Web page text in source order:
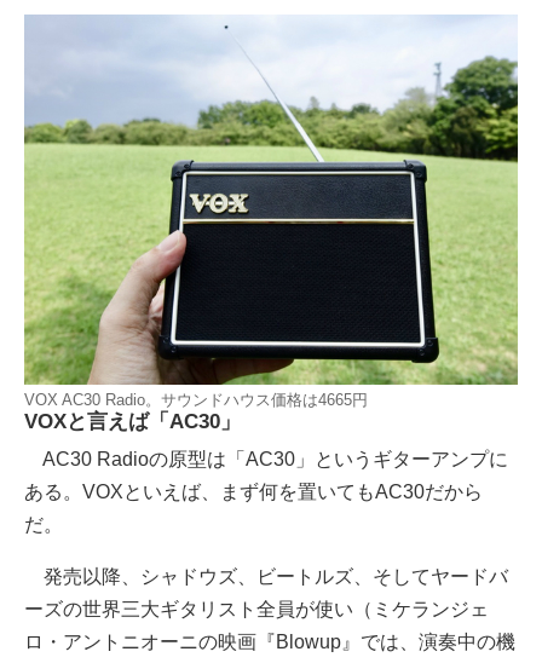
VOX AC30 Radio。サウンドハウス価格は4665円
VOXと言えば「AC30」
AC30 Radioの原型は「AC30」というギターアンプに
ある。VOXといえば、まず何を置いてもAC30だから
だ。
発売以降、シャドウズ、ビートルズ、そしてヤードバ
ーズの世界三大ギタリスト全員が使い（ミケランジェ
ロ・アントニオーニの映画『Blowup』では、演奏中の機